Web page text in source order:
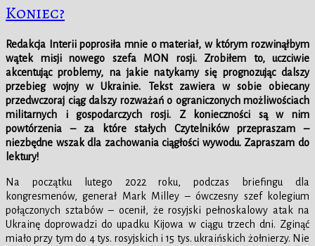
Koniec?
Redakcja Interii poprosiła mnie o materiał, w którym rozwinąłbym
wątek misji nowego szefa MON rosji. Zrobiłem to, uczciwie
akcentując problemy, na jakie natykamy się prognozując dalszy
przebieg wojny w Ukrainie. Tekst zawiera w sobie obiecany
przedwczoraj ciąg dalszy rozważań o ograniczonych możliwościach
militarnych i gospodarczych rosji. Z konieczności są w nim
powtórzenia – za które stałych Czytelników przepraszam –
niezbędne wszak dla zachowania ciągłości wywodu. Zapraszam do
lektury!
Na początku lutego 2022 roku, podczas briefingu dla
kongresmenów, generał Mark Milley – ówczesny szef kolegium
połączonych sztabów – ocenił, że rosyjski pełnoskalowy atak na
Ukrainę doprowadzi do upadku Kijowa w ciągu trzech dni. Zginąć
miało przy tym do 4 tys. rosyjskich i 15 tys. ukraińskich żołnierzy. Nie